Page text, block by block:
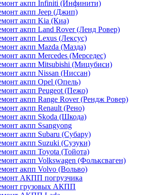
акпп Infiniti (Инфинити)
акпп Jeep (Джип)
акпп Kia (Киа)
акпп Land Rover (Ленд Ровер)
акпп Lexus (Лексус)
акпп Mazda (Мазда)
акпп Mercedes (Мерседес)
акпп Mitsubishi (Мицубиси)
акпп Nissan (Ниссан)
акпп Opel (Опель)
акпп Peugeot (Пежо)
акпп Range Rover (Рендж Ровер)
акпп Renault (Рено)
акпп Skoda (Шкода)
акпп Ssangyong
акпп Subaru (Cубару)
акпп Suzuki (Сузуки)
акпп Toyota (Тойота)
акпп Volkswagen (Фольксваген)
акпп Volvo (Вольво)
АКПП погрузчика
грузовых АКПП